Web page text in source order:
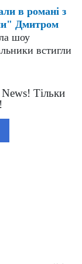
в романі з
Дмитром
шоу
встигли
Тільки